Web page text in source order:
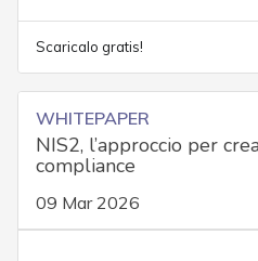
Scaricalo gratis!
WHITEPAPER
NIS2, l’approccio per
compliance
09 Mar 2026